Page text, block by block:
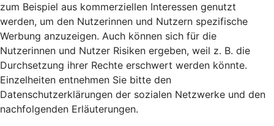
zum Beispiel aus kommerziellen Interessen genutzt
werden, um den Nutzerinnen und Nutzern spezifische
Werbung anzuzeigen. Auch können sich für die
Nutzerinnen und Nutzer Risiken ergeben, weil z. B. die
Durchsetzung ihrer Rechte erschwert werden könnte.
Einzelheiten entnehmen Sie bitte den
Datenschutzerklärungen der sozialen Netzwerke und den
nachfolgenden Erläuterungen.